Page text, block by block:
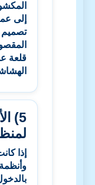
إلى
تصميم
قلعة
5)
إذا